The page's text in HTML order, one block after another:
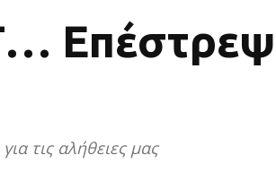
τις αλήθειες μας